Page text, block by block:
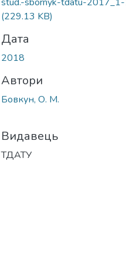
(229.13 KB)
Дата
2018
Автори
Бовкун, О. М.
Видавець
ТДАТУ